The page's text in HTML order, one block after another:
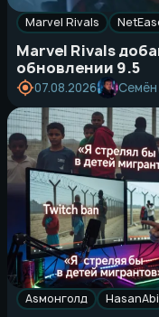
Marvel Rivals
Marvel Rivals
обновлении 9.5
07.08.2026 Семён
Asмонголд HasanAbi